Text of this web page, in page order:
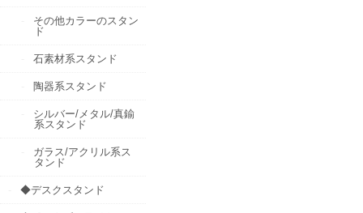
その他カラーのスタン
ド
石素材系スタンド
陶器系スタンド
シルバー/メタル/真鍮
系スタンド
ガラス/アクリル系ス
タンド
◆デスクスタンド